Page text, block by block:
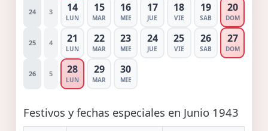
24 3 14
LUN
15
MAR
16
MIE
17
JUE
18
VIE
19
SAB
20
DOM
25 4 21
LUN
22
MAR
23
MIE
24
JUE
25
VIE
26
SAB
27
DOM
26 5 28
LUN
29
MAR
30
MIE
Festivos y fechas especiales en Junio 1943